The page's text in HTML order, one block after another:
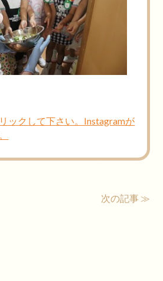
ックして下さい。Instagramが
次の記事 ≫